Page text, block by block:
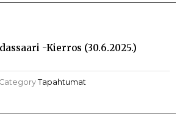
-kierros (30.6.2025.)
Category Tapahtumat